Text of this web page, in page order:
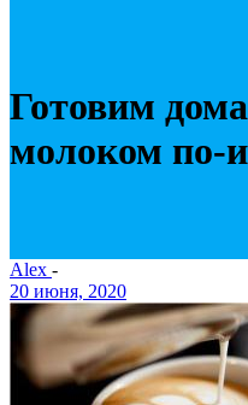
Готовим
молоком по-
Alex -
20 июня, 2020